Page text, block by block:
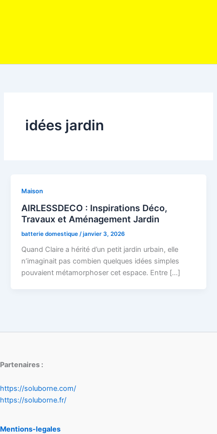
idées jardin
Maison
AIRLESSDECO : Inspirations Déco,
Travaux et Aménagement Jardin
batterie domestique /janvier 3, 2026
Quand Claire a hérité d’un petit jardin urbain, elle
n’imaginait pas combien quelques idées simples
pouvaient métamorphoser cet espace. Entre […]
Partenaires :
https://soluborne.com/
https://soluborne.fr/
Mentions-legales